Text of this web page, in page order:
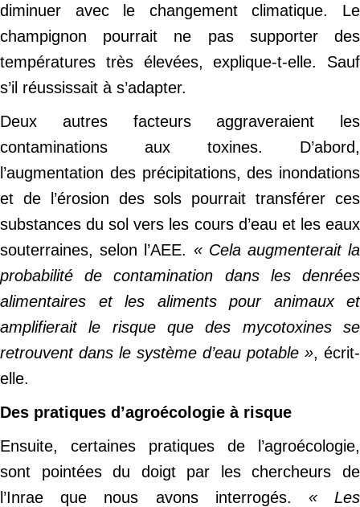
diminuer avec le changement climatique. Le
champignon pourrait ne pas supporter des
températures très élevées, explique-t-elle. Sauf
s’il réussissait à s’adapter.
Deux autres facteurs aggraveraient les
contaminations aux toxines. D’abord,
l’augmentation des précipitations, des inondations
et de l’érosion des sols pourrait transférer ces
substances du sol vers les cours d’eau et les eaux
souterraines, selon l’AEE. « Cela augmenterait la
probabilité de contamination dans les denrées
alimentaires et les aliments pour animaux et
amplifierait le risque que des mycotoxines se
retrouvent dans le système d’eau potable », écrit-
elle.
Des pratiques d’agroécologie à risque
Ensuite, certaines pratiques de l’agroécologie,
sont pointées du doigt par les chercheurs de
l’Inrae que nous avons interrogés. « Les